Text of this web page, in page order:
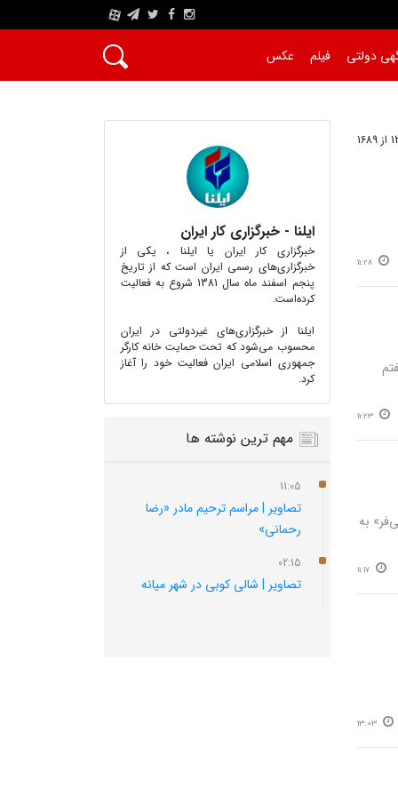
A
دولتی فیلم عکس
11:28
هفتم
11:23
به
11:17
13:03
ایلنا - خبرگزاری کار ایران
خبرگزاری کار ایران یا ایلنا ، یکی از
خبرگزاری‌های رسمی ایران است که از تاریخ
پنجم اسفند ماه سال 1381 شروع به فعالیت
کرده‌است.
ایلنا از خبرگزاری‌های غیردولتی در ایران
محسوب می‌شود که تحت حمایت خانه کارگر
جمهوری اسلامی ایران فعالیت خود را آغاز
کرد.
مهم ترین نوشته ها
11:05
تصاویر | مراسم ترحیم مادر «رضا
رحمانی»
02:15
تصاویر | شالی کوبی در شهر میانه